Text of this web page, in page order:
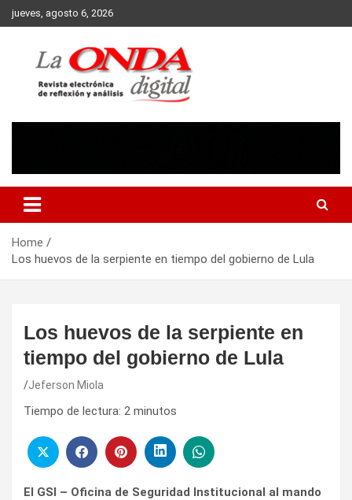
Skip
to
jueves, agosto 6, 2026
Home
Los huevos de la serpiente en tiempo del gobierno de Lula
Los huevos de la serpiente en
tiempo del gobierno de Lula
Jeferson Miola
Tiempo de lectura: 2 minutos
El GSI – Oficina de Seguridad Institucional al mando